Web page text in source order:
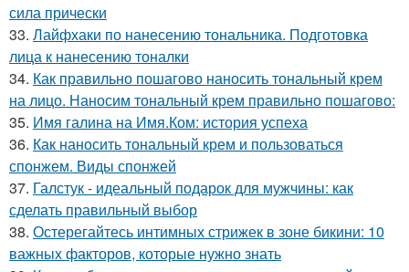
сила прически
33. Лайфхаки по нанесению тональника. Подготовка
лица к нанесению тоналки
34. Как правильно пошагово наносить тональный крем
на лицо. Наносим тональный крем правильно пошагово:
35. Имя галина на Имя.Ком: история успеха
36. Как наносить тональный крем и пользоваться
спонжем. Виды спонжей
37. Галстук - идеальный подарок для мужчины: как
сделать правильный выбор
38. Остерегайтесь интимных стрижек в зоне бикини: 10
важных факторов, которые нужно знать